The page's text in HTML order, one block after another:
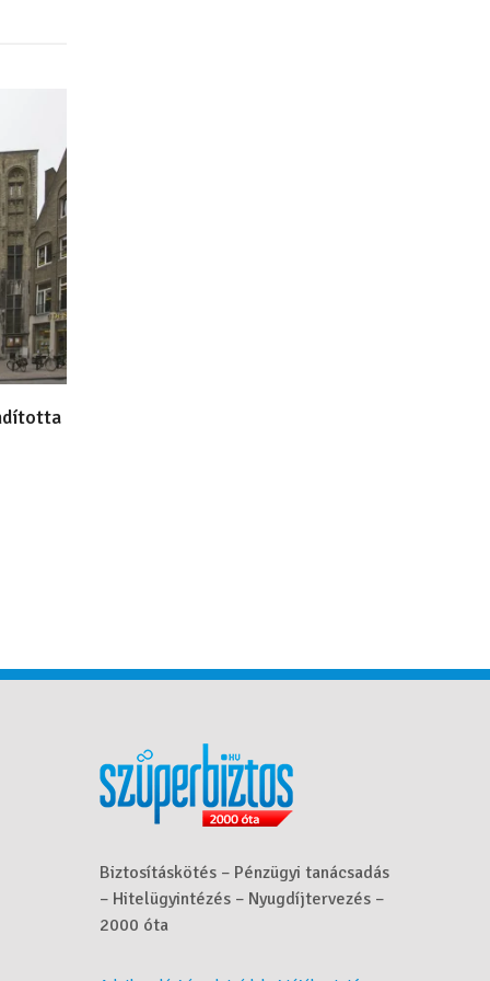
Biztosításkötés – Pénzügyi tanácsadás
– Hitelügyintézés – Nyugdíjtervezés –
2000 óta